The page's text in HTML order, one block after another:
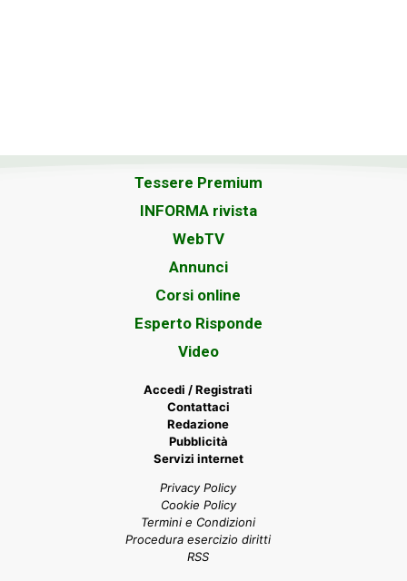
Tessere Premium
INFORMA rivista
WebTV
Annunci
Corsi online
Esperto Risponde
Video
Accedi / Registrati
Contattaci
Redazione
Pubblicità
Servizi internet
Privacy Policy
Cookie Policy
Termini e Condizioni
Procedura esercizio diritti
RSS